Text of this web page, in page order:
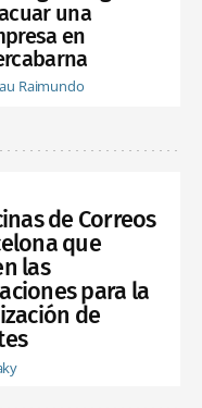
una
en
Raimundo
de Correos
que
las
para la
de